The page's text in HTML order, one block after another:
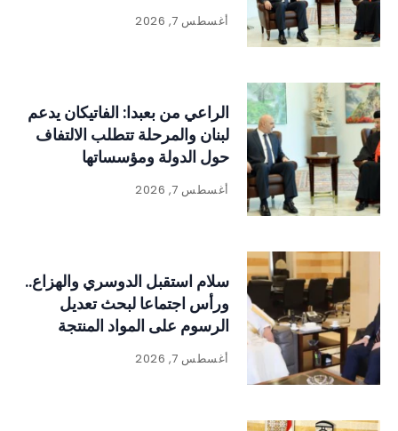
أغسطس 7, 2026
الراعي من بعبدا: الفاتيكان يدعم
لبنان والمرحلة تتطلب الالتفاف
حول الدولة ومؤسساتها
أغسطس 7, 2026
سلام استقبل الدوسري والهزاع..
ورأس اجتماعا لبحث تعديل
الرسوم على المواد المنتجة
للنفايات
أغسطس 7, 2026